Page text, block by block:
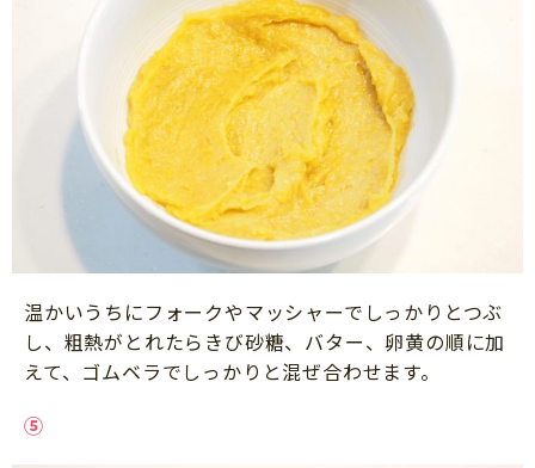
温かいうちにフォークやマッシャーでしっかりとつぶ
し、粗熱がとれたらきび砂糖、バター、卵黄の順に加
えて、ゴムベラでしっかりと混ぜ合わせます。
⑤